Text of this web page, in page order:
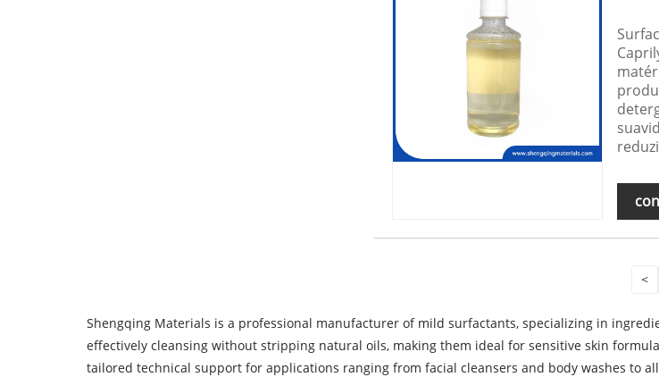
<
Shengqing Materials is a professional manufacturer of mild surfactants, specializing in
effectively cleansing without stripping natural oils, making them ideal for sensitive skin
tailored technical support for applications ranging from facial cleansers and body washes to